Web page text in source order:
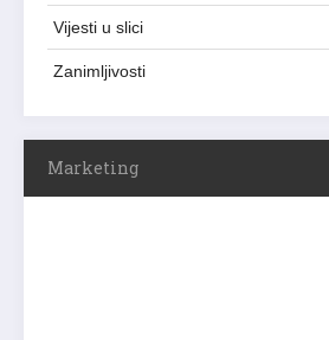
Vijesti u slici
Zanimljivosti
Marketing